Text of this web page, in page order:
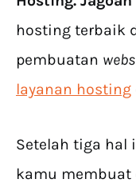
hosting terbaik
pembuatan
layanan hosting
Setelah tiga hal
kamu membuat